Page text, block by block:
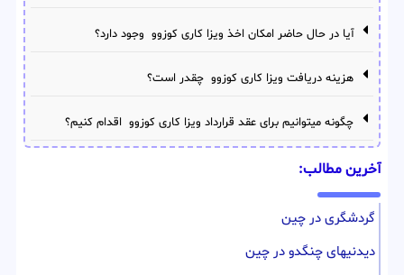
آیا در حال حاضر امکان اخذ ویزا کاری کوزوو وجود دارد؟
هزینه دریافت ویزا کاری کوزوو چقدر است؟
چگونه میتوانیم برای عقد قرارداد ویزا کاری کوزوو اقدام کنیم؟
آخرین مطالب:
گردشگری در چین
دیدنیهای چنگدو در چین